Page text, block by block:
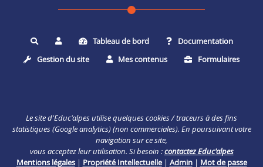
Rechercher Tableau de bord
Documentation
Gestion du site
Mes contenus Formulaires
Le site d'Educ'alpes utilise quelques cookies / traceurs à des fins
statistiques (Google analytics) (non commerciales). En poursuivant votre
navigation sur ce site,
vous acceptez leur utilisation. Si besoin :contactez Educ'alpes
Mentions légales| Propriété Intellectuelle| Admin| Mot de passe